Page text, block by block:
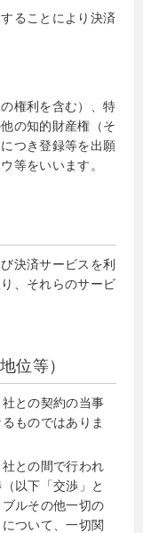
ることにより決済
権利を含む）、特
の知的財産権（そ
つき登録等を出願
等をいいます。
決済サービスを利
、それらのサービ
位等）
との契約の当事
ものではありま
との間で行われ
以下「交渉」と
ルその他一切の
ついて、一切関